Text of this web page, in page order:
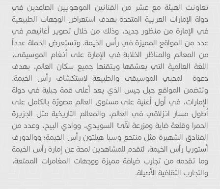
تعاونت الهيئة مع عشر من الفنانين الموهوبين الصاعدين في
دولة الإمارات العربية المتحدة بهدف استعراض الوجهات الطبيعية
في الإمارة من منظور جديد، وذلك من خلال تصوير أغانيهم في
عدد من المواقع المميزة في رأس الخيمة. وتستعرض الحملة عدداً
من المعالم والمناظر الخلابة في الإمارة على أنغام الموسيقى،
اللغة العالمية التي يعشقها ويتقنها جميع سكان العالم، بهدف
دعوة لمحبي الموسيقى والطبيعة لاستكشاف رأس الخيمة.
وتتضمن المواقع جبل جيس الذي يعد أعلى قمة جبلية في دولة
الإمارات، في أول أغنية على مستوى العالم مصورّة بالكامل على
أطول مسار انزلاقي في العالم، والمعالم التاريخية مثل الجزيرة
الحمرا وقلعة ضاية ومزرعة لآلئ السويدي، ووادي البيح، وعدد من
الفنادق الشهيرة مثل منتجع وسبا هيلتون رأس الخيمة؛ ووالدورف
أستوريا رأس الخيمة، لتقدم للمشاهدين لمحة عن إمارة رأس الخيمة
وما تقدمه من تجارب ضيافة مميزة ووجهات المغامرات الممتعة،
والتجارب الثقافية الأصيلة.